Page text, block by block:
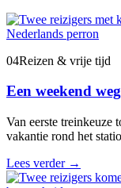
04Reizen & vrije tijd
Een weekend
Van eerste treinkeuze
vakantie rond het
Lees verder →